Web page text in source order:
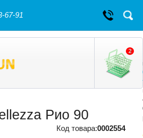
67-91
2
Рио 90
Код товара:0002554